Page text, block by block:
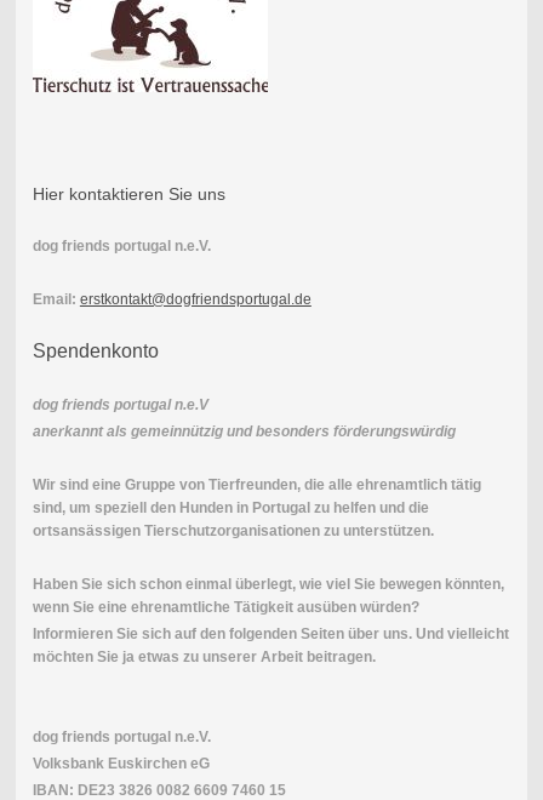
Hier kontaktieren Sie uns
dog friends portugal n.e.V.
Email: erstkontakt@dogfriendsportugal.de
Spendenkonto
dog friends portugal n.e.V
anerkannt als gemeinnützig und besonders förderungswürdig
Wir sind eine Gruppe von Tierfreunden, die alle ehrenamtlich tätig
sind, um speziell den Hunden in Portugal zu helfen und die
ortsansässigen Tierschutzorganisationen zu unterstützen.
Haben Sie sich schon einmal überlegt, wie viel Sie bewegen könnten,
wenn Sie eine ehrenamtliche Tätigkeit ausüben würden?
Informieren Sie sich auf den folgenden Seiten über uns. Und vielleicht
möchten Sie ja etwas zu unserer Arbeit beitragen.
dog friends portugal n.e.V.
Volksbank Euskirchen eG
IBAN: DE23 3826 0082 6609 7460 15